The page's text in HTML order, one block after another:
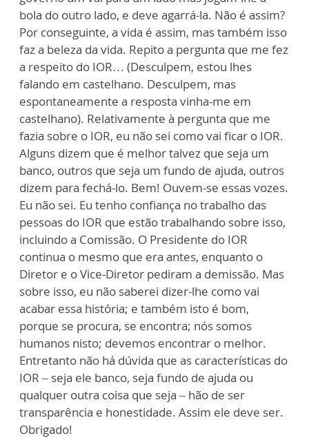
bola do outro lado, e deve agarrá-la. Não é assim?
Por conseguinte, a vida é assim, mas também isso
faz a beleza da vida. Repito a pergunta que me fez
a respeito do IOR… (Desculpem, estou lhes
falando em castelhano. Desculpem, mas
espontaneamente a resposta vinha-me em
castelhano). Relativamente à pergunta que me
fazia sobre o IOR, eu não sei como vai ficar o IOR.
Alguns dizem que é melhor talvez que seja um
banco, outros que seja um fundo de ajuda, outros
dizem para fechá-lo. Bem! Ouvem-se essas vozes.
Eu não sei. Eu tenho confiança no trabalho das
pessoas do IOR que estão trabalhando sobre isso,
incluindo a Comissão. O Presidente do IOR
continua o mesmo que era antes, enquanto o
Diretor e o Vice-Diretor pediram a demissão. Mas
sobre isso, eu não saberei dizer-lhe como vai
acabar essa história; e também isto é bom,
porque se procura, se encontra; nós somos
humanos nisto; devemos encontrar o melhor.
Entretanto não há dúvida que as características do
IOR – seja ele banco, seja fundo de ajuda ou
qualquer outra coisa que seja – hão de ser
transparência e honestidade. Assim ele deve ser.
Obrigado!